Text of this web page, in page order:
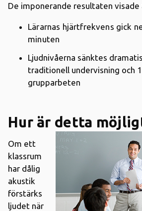
De imponerande resultaten visade
Lärarnas hjärtfrekvens gick
minuten
Ljudnivåerna sänktes
traditionell undervisning och
grupparbeten
Hur är detta
Om ett
klassrum
har dålig
akustik
förstärks
ljudet när